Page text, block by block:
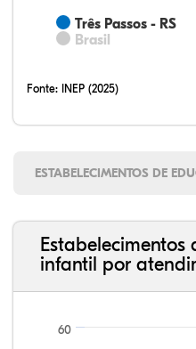
Três Passos - RS
Brasil
Fonte: INEP (2025)
ESTABELECIMENTOS DE
Estabelecimentos
infantil por
60